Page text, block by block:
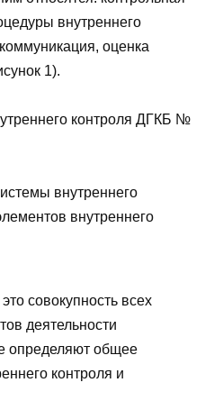
внутреннего
оценка
1).
контроля ДГКБ №
внутреннего
внутреннего
совокупность всех
деятельности
определяют общее
контроля и